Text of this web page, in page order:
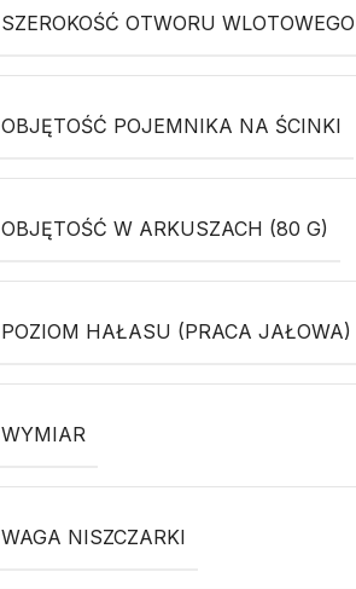
SZEROKOŚĆ OTWORU WLOTOWEGO
OBJĘTOŚĆ POJEMNIKA NA ŚCINKI
OBJĘTOŚĆ W ARKUSZACH (80 G)
POZIOM HAŁASU (PRACA JAŁOWA)
WYMIAR
WAGA NISZCZARKI